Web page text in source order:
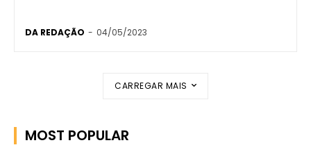
DA REDAÇÃO - 04/05/2023
CARREGAR MAIS
MOST POPULAR